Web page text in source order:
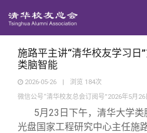
地区联络
年级联络
院系校友工作
回馈母校
捐赠项目
捐赠新闻
媒体平台
《清华校友通
百年清华
施路平主讲“清华校友学习日
类脑智能
2026-05-26 | 浏览 184次
微信公号“清华校友总会订阅号”2026年5月26
5月23日下午，清华大学类
光盘国家工程研究中心主任施